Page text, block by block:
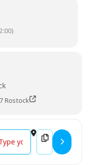
Rostock
- BUCHPREMIERE:
Destination Address -